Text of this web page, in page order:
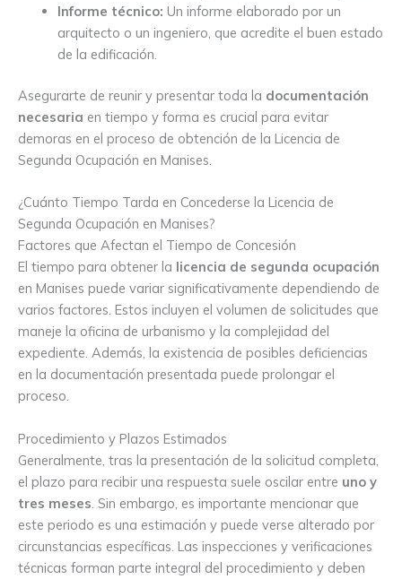
Informe técnico: Un informe elaborado por un
arquitecto o un ingeniero, que acredite el buen estado
de la edificación.
Asegurarte de reunir y presentar toda la documentación
necesaria en tiempo y forma es crucial para evitar
demoras en el proceso de obtención de la Licencia de
Segunda Ocupación en Manises.
¿Cuánto Tiempo Tarda en Concederse la Licencia de
Segunda Ocupación en Manises?
Factores que Afectan el Tiempo de Concesión
El tiempo para obtener la licencia de segunda ocupación
en Manises puede variar significativamente dependiendo de
varios factores. Estos incluyen el volumen de solicitudes que
maneje la oficina de urbanismo y la complejidad del
expediente. Además, la existencia de posibles deficiencias
en la documentación presentada puede prolongar el
proceso.
Procedimiento y Plazos Estimados
Generalmente, tras la presentación de la solicitud completa,
el plazo para recibir una respuesta suele oscilar entre uno y
tres meses . Sin embargo, es importante mencionar que
este periodo es una estimación y puede verse alterado por
circunstancias específicas. Las inspecciones y verificaciones
técnicas forman parte integral del procedimiento y deben